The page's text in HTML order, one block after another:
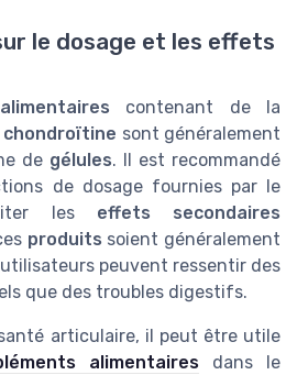
le dosage et les effets
contenant de la
chondroïtine sont généralement
de gélules. Il est recommandé
de dosage fournies par le
les effets secondaires
produits soient généralement
peuvent ressentir des
que des troubles digestifs.
articulaire, il peut être utile
alimentaires dans le